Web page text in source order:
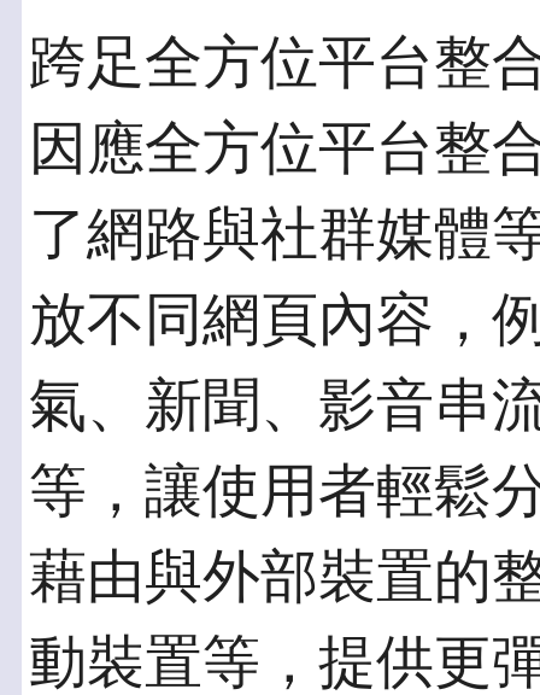
跨足全方位平台整
因應全方位平台整
了網路與社群媒體
放不同網頁內容，
氣、新聞、影音串
等，讓使用者輕鬆
藉由與外部裝置的
動裝置等，提供更